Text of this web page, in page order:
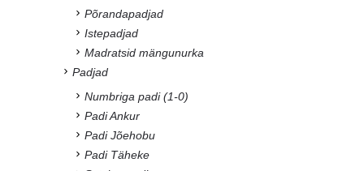
Põrandapadjad
Istepadjad
Madratsid mängunurka
Padjad
Numbriga padi (1-0)
Padi Ankur
Padi Jõehobu
Padi Täheke